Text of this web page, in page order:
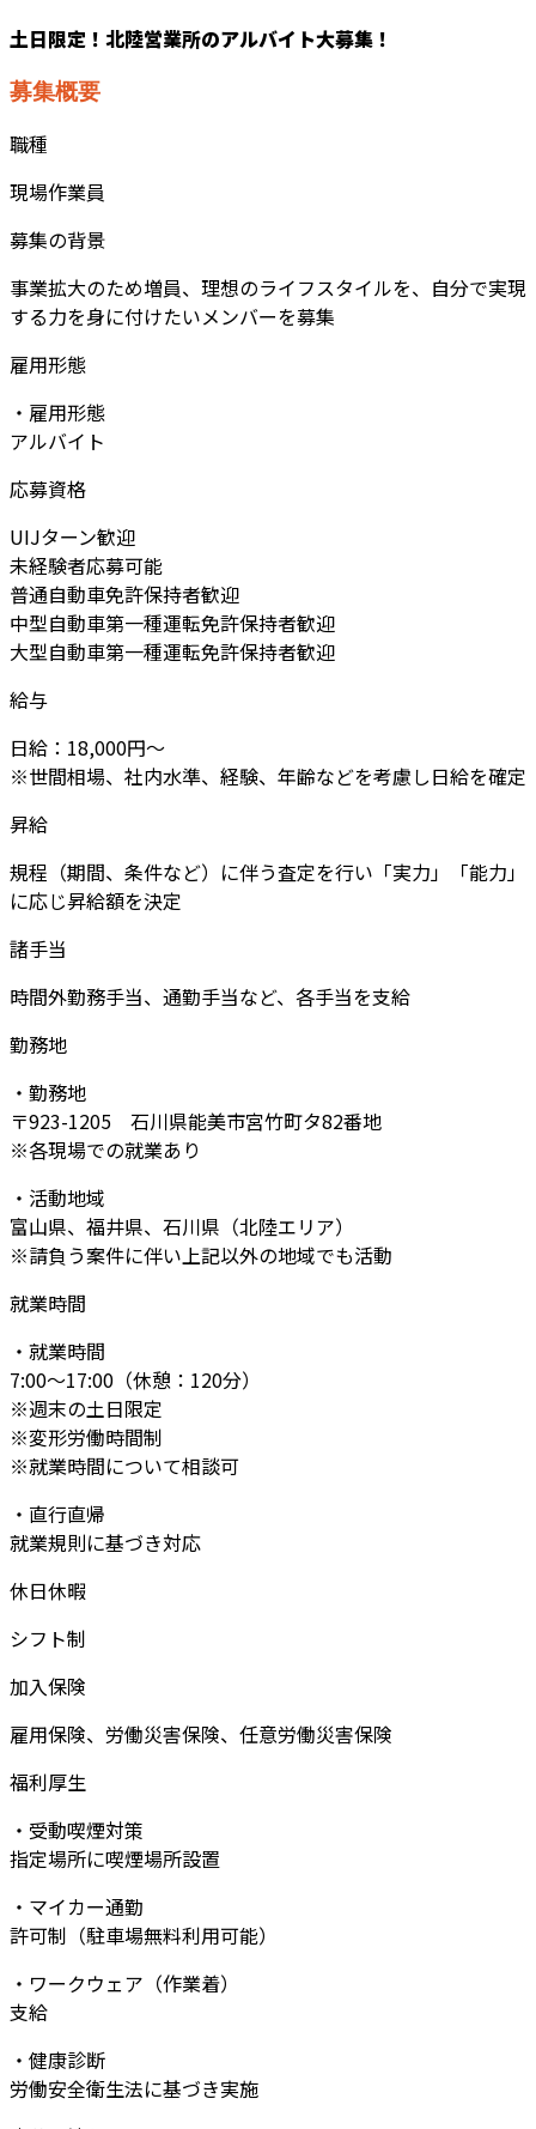
土日限定！北陸営業所のアルバイト大募集！
募集概要
職種
現場作業員
募集の背景
事業拡大のため増員、理想のライフスタイルを、自分で実現
する力を身に付けたいメンバーを募集
雇用形態
・雇用形態
アルバイト
応募資格
UIJターン歓迎
未経験者応募可能
普通自動車免許保持者歓迎
中型自動車第一種運転免許保持者歓迎
大型自動車第一種運転免許保持者歓迎
給与
日給：18,000円～
※世間相場、社内水準、経験、年齢などを考慮し日給を確定
昇給
規程（期間、条件など）に伴う査定を行い「実力」「能力」
に応じ昇給額を決定
諸手当
時間外勤務手当、通勤手当など、各手当を支給
勤務地
・勤務地
〒923-1205 石川県能美市宮竹町タ82番地
※各現場での就業あり
・活動地域
富山県、福井県、石川県（北陸エリア）
※請負う案件に伴い上記以外の地域でも活動
就業時間
・就業時間
7:00～17:00（休憩：120分）
※週末の土日限定
※変形労働時間制
※就業時間について相談可
・直行直帰
就業規則に基づき対応
休日休暇
シフト制
加入保険
雇用保険、労働災害保険、任意労働災害保険
福利厚生
・受動喫煙対策
指定場所に喫煙場所設置
・マイカー通勤
許可制（駐車場無料利用可能）
・ワークウェア（作業着）
支給
・健康診断
労働安全衛生法に基づき実施